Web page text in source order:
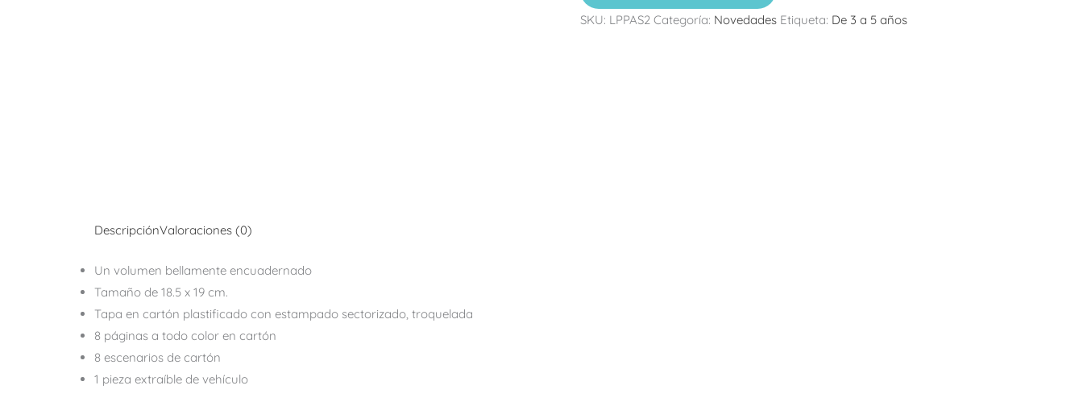
SKU: LPPAS2 Categoría: Novedades Etiqueta: De 3 a 5 años
DescripciónValoraciones (0)
Un volumen bellamente encuadernado
Tamaño de 18.5 x 19 cm.
Tapa en cartón plastificado con estampado sectorizado, troquelada
8 páginas a todo color en cartón
8 escenarios de cartón
1 pieza extraíble de vehículo